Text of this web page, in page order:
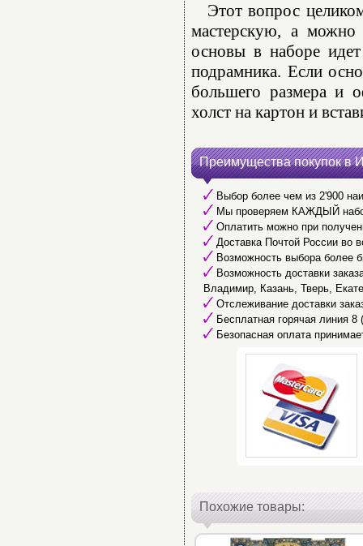
Этот вопрос
мастерскую, а можно
основы в наборе
подрамника. Если
большего размера и
холст на картон и
Преимущества покупок в
Выбор более чем из 2'900
Мы проверяем КАЖДЫЙ набор
Оплатить можно при
Доставка Почтой России во
Возможность выбора более
Возможность доставки
Владимир, Казань, Тверь,
Отслеживание доставки
Бесплатная горячая линия
Безопасная оплата
Похожие товары: